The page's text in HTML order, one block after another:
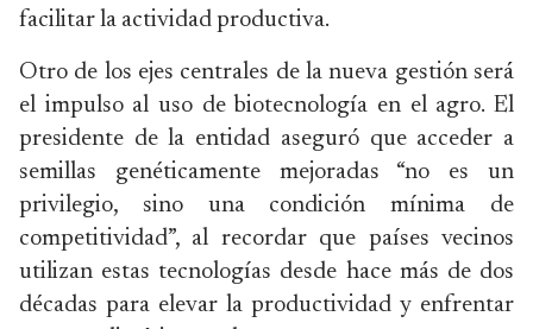
facilitar la actividad productiva.
Otro de los ejes centrales de la nueva gestión será
el impulso al uso de biotecnología en el agro. El
presidente de la entidad aseguró que acceder a
semillas genéticamente mejoradas “no es un
privilegio, sino una condición mínima de
competitividad”, al recordar que países vecinos
utilizan estas tecnologías desde hace más de dos
décadas para elevar la productividad y enfrentar